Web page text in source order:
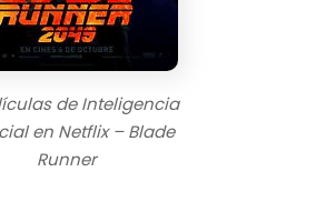
de Inteligencia
en Netflix – Blade
Runner